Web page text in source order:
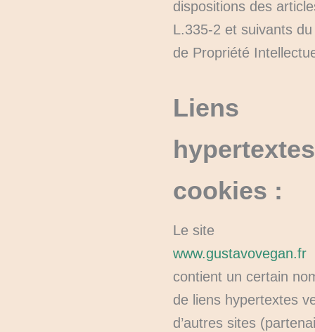
dispositions des
L.335-2 et suivants
de Propriété
Liens
cookies :
Le site
www.gustavovegan.fr
contient un certain
de liens hypertextes
d’autres sites